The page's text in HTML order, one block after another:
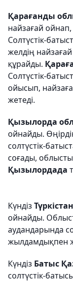
Қарағанды
найзағай ойнап,
Солтүстік-
желдің найзағай
құрайды.
Солтүстік-
ойысып,
жетеді.
Қызылорда
ойнайды.
солтүстік-
соғады,
Қызылордада
Күндіз
ойнайды.
аудандарында
жылдамдықпен
Күндіз Батыс
солтүстік-